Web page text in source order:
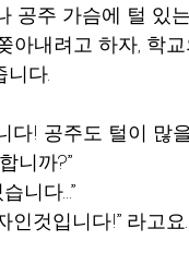
공주 가슴에 털 있
내려고 하자, 학
다.
다! 공주도 털이 많
니까?”
니다…”
것입니다!” 라고요